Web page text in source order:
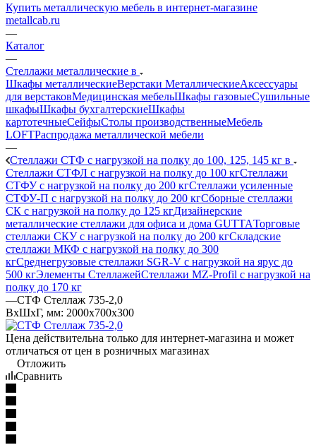
Купить металлическую мебель в интернет-магазине
metallcab.ru
—
Каталог
—
Стеллажи металлические в
Шкафы металлическиеВерстаки МеталлическиеАксессуары
для верстаковМедицинская мебельШкафы газовыеСушильные
шкафыШкафы бухгалтерскиеШкафы
картотечныеСейфыСтолы производственныеМебель
LOFTРаспродажа металлической мебели
—
Стеллажи СТФ с нагрузкой на полку до 100, 125, 145 кг в
Стеллажи СТФЛ с нагрузкой на полку до 100 кгСтеллажи
СТФУ с нагрузкой на полку до 200 кгСтеллажи усиленные
СТФУ-П с нагрузкой на полку до 200 кгСборные стеллажи
СК с нагрузкой на полку до 125 кгДизайнерские
металлические стеллажи для офиса и дома GUTTAТорговые
стеллажи СКУ с нагрузкой на полку до 200 кгСкладские
стеллажи МКФ с нагрузкой на полку до 300
кгСреднегрузовые стеллажи SGR-V с нагрузкой на ярус до
500 кгЭлементы СтеллажейСтеллажи MZ-Profil с нагрузкой на
полку до 170 кг
—СТФ Стеллаж 735-2,0
ВхШхГ, мм: 2000x700x300
Цена действительна только для интернет-магазина и может
отличаться от цен в розничных магазинах
Отложить
Сравнить